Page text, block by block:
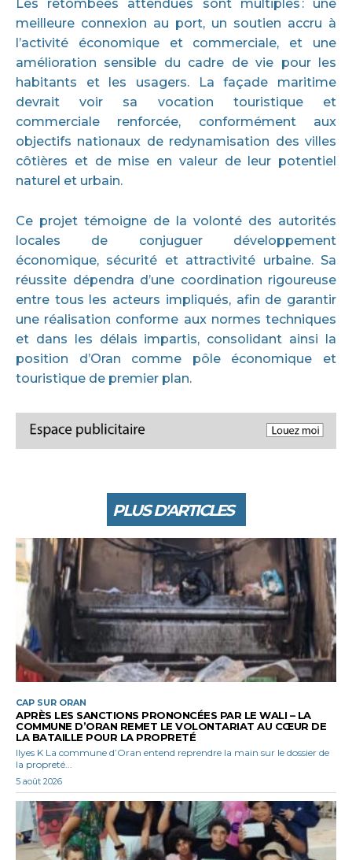
Les retombées attendues sont multiples : une
meilleure connexion au port, un soutien accru à
l’activité économique et commerciale, et une
amélioration sensible du cadre de vie pour les
habitants et les usagers. La façade maritime
devrait voir sa vocation touristique et
commerciale renforcée, conformément aux
objectifs nationaux de redynamisation des villes
côtières et de mise en valeur de leur potentiel
naturel et urbain.
Ce projet témoigne de la volonté des autorités
locales de conjuguer développement
économique, sécurité et attractivité urbaine. Sa
réussite dépendra d’une coordination rigoureuse
entre tous les acteurs impliqués, afin de garantir
une réalisation conforme aux normes techniques
et dans les délais impartis, consolidant ainsi la
position d’Oran comme pôle économique et
touristique de premier plan.
PLUS D'ARTICLES
CAP SUR ORAN
APRÈS LES SANCTIONS PRONONCÉES PAR LE WALI – LA
COMMUNE D’ORAN REMET LE VOLONTARIAT AU CŒUR DE
LA BATAILLE POUR LA PROPRETÉ
Ilyes K La commune d’Oran entend reprendre la main sur le dossier de
la propreté...
5 août 2026